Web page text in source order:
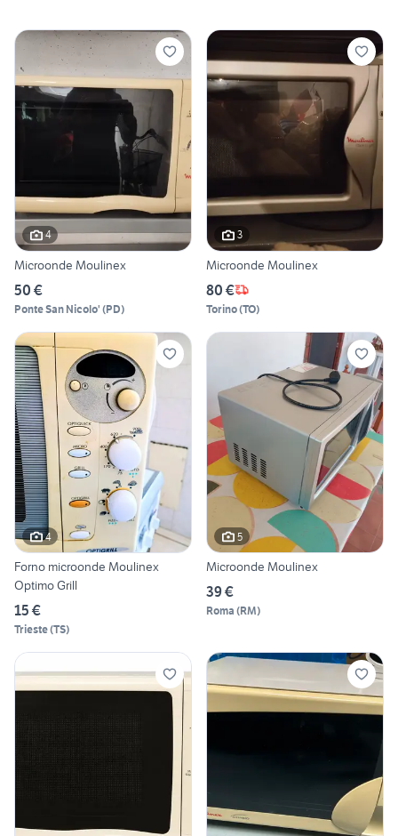
4
Microonde Moulinex
50 €
Ponte San Nicolo' (PD)
3
Microonde Moulinex
80 €
Torino(TO)
4
Forno microonde Moulinex
Optimo Grill
15 €
Trieste(TS)
5
Microonde Moulinex
39 €
Roma (RM)